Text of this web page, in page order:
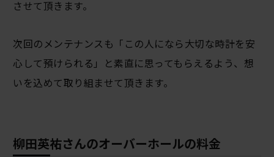
させて頂きます。
次回のメンテナンスも「この人になら大切な時計を安
心して預けられる」と素直に思ってもらえるよう、想
いを込めて取り組ませて頂きます。
柳田英祐さんのオーバーホールの料金